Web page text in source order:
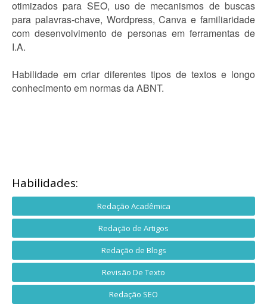
otimizados para SEO, uso de mecanismos de buscas
para palavras-chave, Wordpress, Canva e familiaridade
com desenvolvimento de personas em ferramentas de
I.A.
Habilidade em criar diferentes tipos de textos e longo
conhecimento em normas da ABNT.
Habilidades:
Redação Acadêmica
Redação de Artigos
Redação de Blogs
Revisão De Texto
Redação SEO